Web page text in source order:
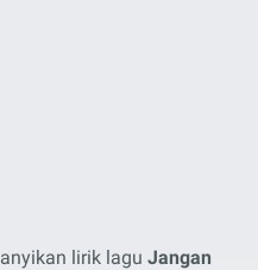
lirik lagu Jangan